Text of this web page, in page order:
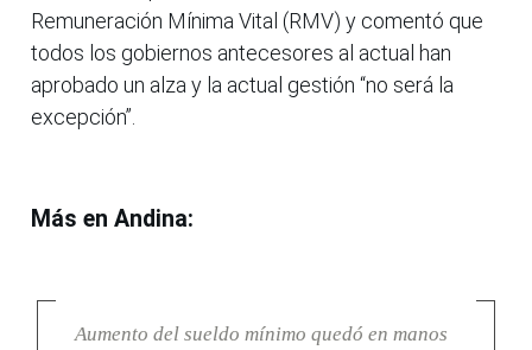
Remuneración Mínima Vital (RMV) y comentó que
todos los gobiernos antecesores al actual han
aprobado un alza y la actual gestión “no será la
excepción”.
Más en Andina:
Aumento del sueldo mínimo quedó en manos